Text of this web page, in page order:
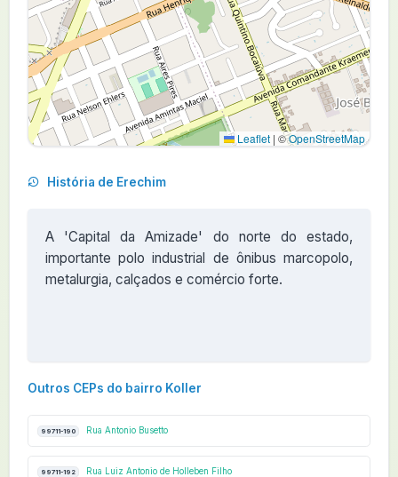
Leaflet | ©OpenStreetMap
História de Erechim
A 'Capital da Amizade' do norte do estado,
importante polo industrial de ônibus marcopolo,
metalurgia, calçados e comércio forte.
Outros CEPs do bairro Koller
99711-190 Rua Antonio Busetto
99711-192 Rua Luiz Antonio de Holleben Filho